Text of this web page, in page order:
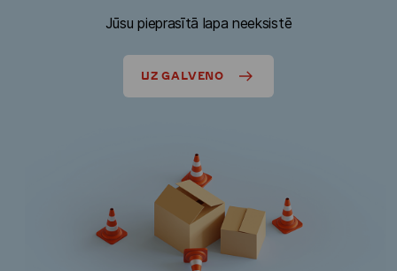
Jūsu pieprasītā lapa neeksistē
UZ GALVENO